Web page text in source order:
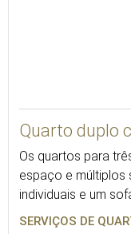
Quarto duplo
Os quartos para
espaço e múltiplos
individuais e um
SERVIÇOS DE